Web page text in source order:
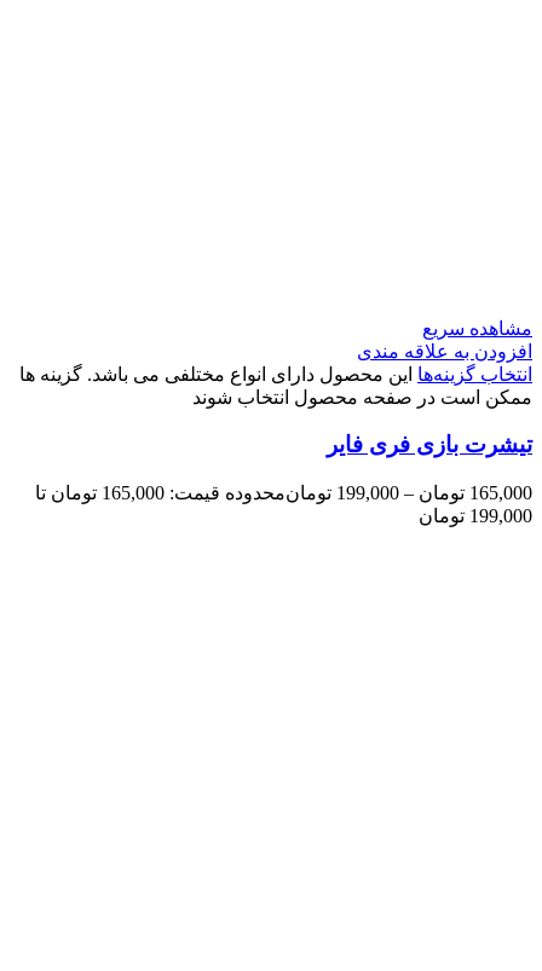
مشاهده سریع
افزودن به علاقه مندی
انتخاب گزینه‌ها این محصول دارای انواع مختلفی می باشد. گزینه ها
ممکن است در صفحه محصول انتخاب شوند
تیشرت بازی فری فایر
165,000 تومان –
199,000 تومان
محدوده قیمت: 165,000 تومان تا
199,000 تومان